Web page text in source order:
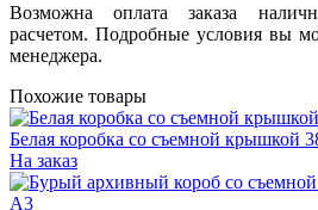
Возможна оплата заказа
расчетом. Подробные условия вы
менеджера.
Похожие товары
Белая коробка со съемной крышкой
На заказ